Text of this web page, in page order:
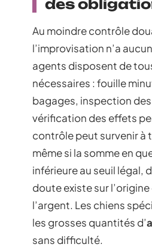
des
Au moindre contrôle
l’improvisation n’a
agents disposent de
nécessaires : fouille
bagages, inspection
vérification des effets
contrôle peut survenir à
même si la somme en
inférieure au seuil légal,
doute existe sur l’origine
l’argent. Les chiens
les grosses quantités d’
sans difficulté.